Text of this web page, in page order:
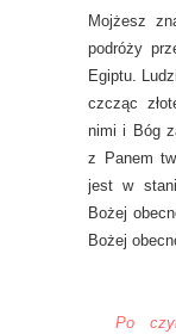
Mojżesz
podróży
Egiptu.
czcząc
nimi i Bóg
z Panem
jest w
Bożej
Bożej
Po